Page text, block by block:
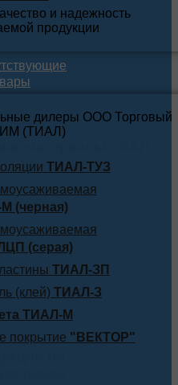
ТИАЛ-ТУЗ
(черная)
(серая)
ТИАЛ-ЗП
(клей) ТИАЛ-З
ТИАЛ-М
покрытие "ВЕКТОР"